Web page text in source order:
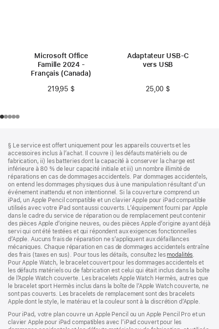
Microsoft Office
Famille 2024 -
Français (Canada)
219,95 $
Adaptateur USB-C
vers USB
25,00 $
de
page
de
bas
de
page
§ Le service est offert uniquement pour les appareils couverts et les
accessoires inclus à l’achat. Il couvre i) les défauts matériels ou de
fabrication, ii) les batteries dont la capacité à conserver la charge est
inférieure à 80 % de leur capacité initiale et iii) un nombre illimité de
réparations en cas de dommages accidentels. Par dommages accidentels,
on entend les dommages physiques dus à une manipulation résultant d’un
événement inattendu et non intentionnel. Si la couverture comprend un
iPad, un Apple Pencil compatible et un clavier Apple pour iPad compatible
utilisés avec votre iPad sont aussi couverts. L’équipement fourni par Apple
dans le cadre du service de réparation ou de remplacement peut contenir
des pièces Apple d’origine neuves, ou des pièces Apple d’origine ayant déjà
servi qui ont été testées et qui répondent aux exigences fonctionnelles
d’Apple. Aucuns frais de réparation ne s’appliquent aux défaillances
mécaniques. Chaque réparation en cas de dommages accidentels entraîne
des frais (taxes en sus). Pour tous les détails, consultez les modalités(s’ouvre
dans
une
nouvelle
fenêtre)
.
Pour Apple Watch, le bracelet couvert pour les dommages accidentels et
les défauts matériels ou de fabrication est celui qui était inclus dans la boîte
de l’Apple Watch couverte. Les bracelets Apple Watch Hermès, autres que
le bracelet sport Hermès inclus dans la boîte de l’Apple Watch couverte, ne
sont pas couverts. Les bracelets de remplacement sont des bracelets
Apple dont le style, le matériau et la couleur sont à la discrétion d’Apple.
Pour iPad, votre plan couvre un Apple Pencil ou un Apple Pencil Pro et un
clavier Apple pour iPad compatibles avec l’iPad couvert pour les